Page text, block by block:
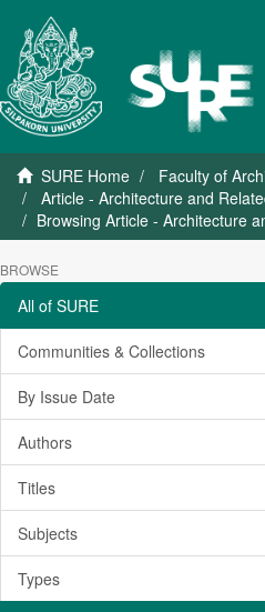
SURE Home Faculty of
Article - Architecture and
Browsing Article - Architecture
BROWSE
All of SURE
Communities & Collections
By Issue Date
Authors
Titles
Subjects
Types